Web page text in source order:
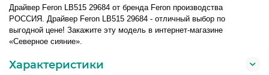
Драйвер Feron LB515 29684 от бренда Feron производства
РОССИЯ. Драйвер Feron LB515 29684 - отличный выбор по
выгодной цене! Закажите эту модель в интернет-магазине
«Северное сияние».
Характеристики